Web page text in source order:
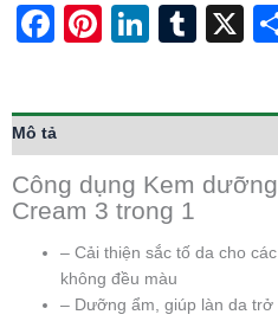
Facebook
Pinterest X
Mô tả
Công dụng Kem
Cream 3 trong 1
– Cải thiện sắc tố da cho
không đều màu
– Dưỡng ẩm, giúp làn da